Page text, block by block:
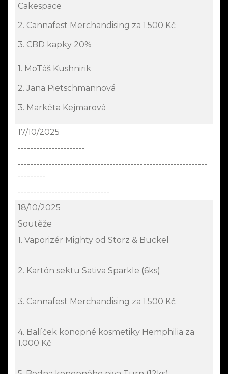
Cakespace
2. Cannafest Merchandising za 1.500 Kč
3. CBD kapky 20%
1. MoTáš Kushnirik
2. Jana Pietschmannová
3. Markéta Kejmarová
17/10/2025
----------------------
--------------------------------------------------------------
---------
------------------------------
18/10/2025
Soutěže
1. Vaporizér Mighty od Storz & Buckel
2. Kartón sektu Sativa Sparkle (6ks)
3. Cannafest Merchandising za 1.500 Kč
4. Balíček konopné kosmetiky Hemphilia za
1.000 Kč